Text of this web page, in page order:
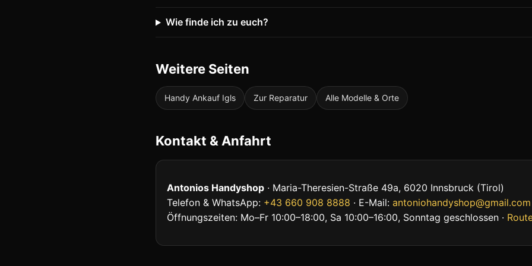
Wie finde ich zu euch?
Weitere Seiten
Handy Ankauf Igls Zur Reparatur Alle Modelle & Orte
Kontakt & Anfahrt
Antonios Handyshop · Maria-Theresien-Straße 49a, 6020 Innsbruck (Tirol)
Telefon & WhatsApp: +43 660 908 8888 · E-Mail: antoniohandyshop@gmail.com
Öffnungszeiten: Mo–Fr 10:00–18:00, Sa 10:00–16:00, Sonntag geschlossen ·